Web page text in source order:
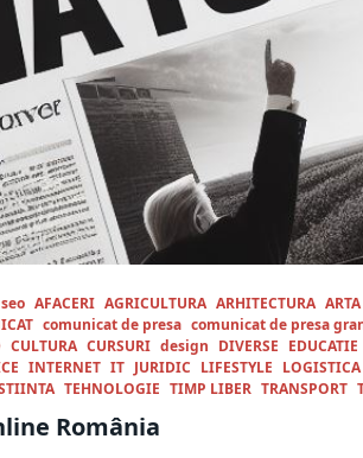
AFACERI AGRICULTURA ARHITECTURA ARTA
comunicat de presa comunicat de presa
CULTURA CURSURI design DIVERSE EDUCATIE
INTERNET IT JURIDIC LIFESTYLE LOGISTICA
TEHNOLOGIE TIMP LIBER TRANSPORT
România